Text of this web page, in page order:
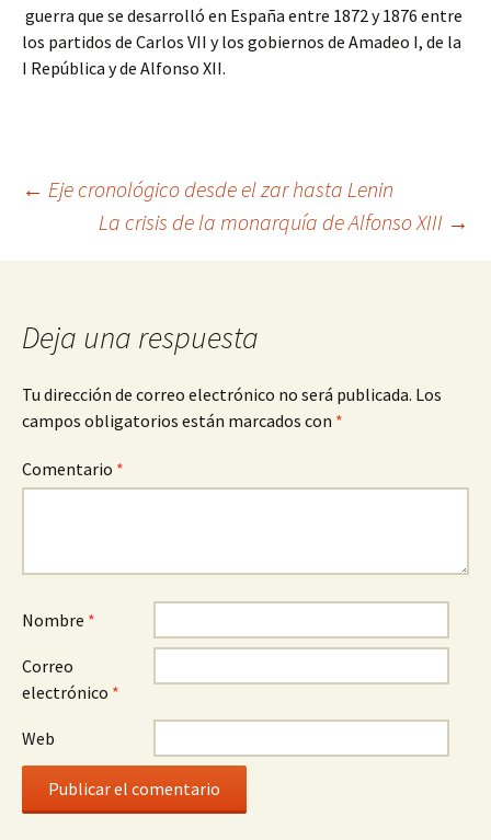
guerra que se desarrolló en España entre 1872 y 1876 entre
los partidos de Carlos VII y los gobiernos de Amadeo I, de la
I República y de Alfonso XII.
Navegación
de
entradas
← Eje cronológico desde el zar hasta Lenin
La crisis de la monarquía de Alfonso XIII →
Deja una respuesta
Tu dirección de correo electrónico no será publicada. Los
campos obligatorios están marcados con *
Comentario *
Nombre *
Correo
electrónico *
Web